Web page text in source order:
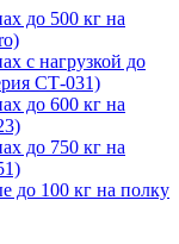
до 500 кг на
с нагрузкой до
СТ-031)
до 600 кг на
до 750 кг на
до 100 кг на полку